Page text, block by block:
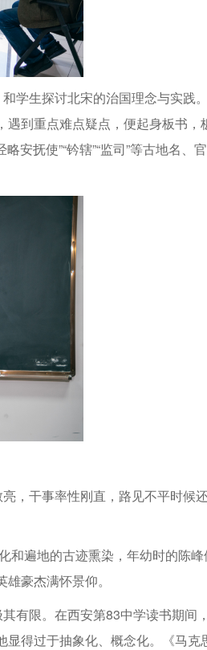
学生探讨北宋的治国理念与实践。
到重点难点疑点，便起身板书，
安抚使”“钤辖”“监司”等古地名、官
，干事率性刚直，路见不平时候
和遍地的古迹熏染，年幼时的陈峰
豪杰满怀景仰。
有限。在西安第83中学读书期间，
得过于抽象化、概念化。《马克